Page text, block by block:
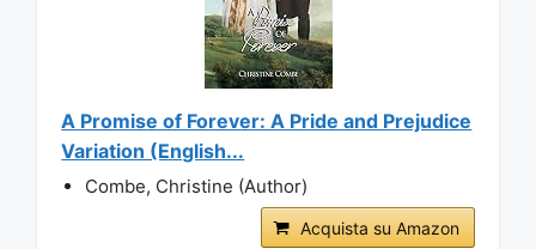
A Promise of Forever: A Pride and Prejudice
Variation (English...
Combe, Christine (Author)
Acquista su Amazon